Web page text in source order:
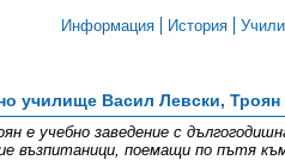
Информация
История
училище Васил Левски, Троян
е учебно заведение с
възпитаници, поемащи по пътя